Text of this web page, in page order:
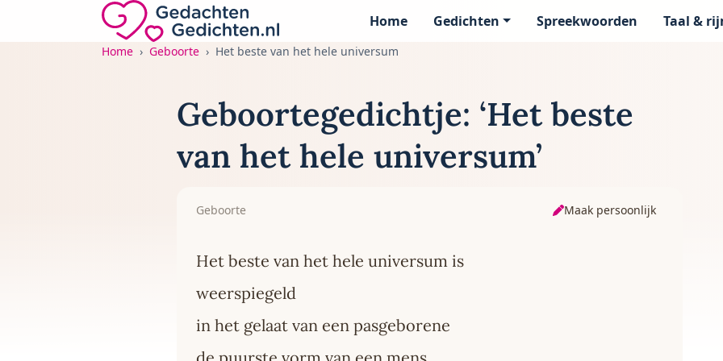
Direct naar de inhoud
Gedachten-Gedichten.nl — naar de homepage
Home Gedichten Spreekwoorden Taal &
Home Geboorte Het beste van het hele universum
Geboortegedichtje: ‘Het beste
van het hele universum’
Geboorte Maak persoonlijk
Het beste van het hele universum is
weerspiegeld
in het gelaat van een pasgeborene